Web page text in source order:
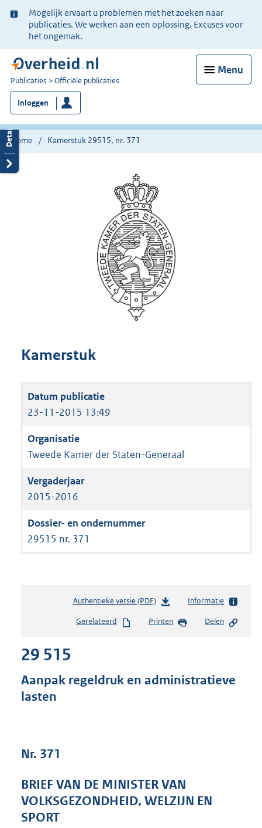
Ter
informatie:
Mogelijk ervaart u problemen met het zoeken naar
publicaties. We werken aan een oplossing. Excuses voor
het ongemak.
Menu
U
bent
nu
hier:
Publicaties Officiële publicaties
Inloggen
Home Kamerstuk 29515, nr. 371
Kamerstuk
23-11-2015 13:49
Tweede Kamer der Staten-Generaal
2015-2016
29515 nr. 371
Authentieke versie (PDF)b
s
d
s
:
4
Informatie
Gerelateerd Printen Delen
29 515
Aanpak regeldruk en administratieve
lasten
Nr. 371
BRIEF VAN DE MINISTER VAN
VOLKSGEZONDHEID, WELZIJN EN
SPORT